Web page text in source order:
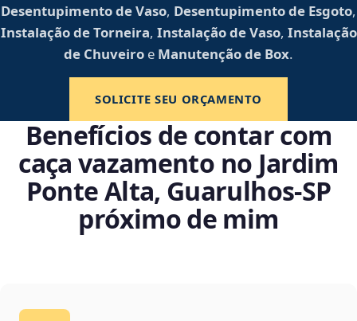
Desentupimento de Vaso, Desentupimento de Esgoto,
Instalação de Torneira, Instalação de Vaso, Instalação
de Chuveiro e Manutenção de Box.
SOLICITE SEU ORÇAMENTO
Benefícios de contar com
caça vazamento no Jardim
Ponte Alta, Guarulhos‑SP
próximo de mim